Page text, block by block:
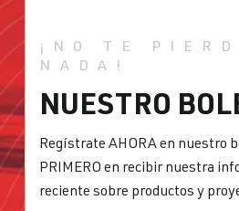
¡NO TE
NADA!
NUESTRO
Regístrate AHORA en nuestro
PRIMERO en recibir nuestra
reciente sobre productos y